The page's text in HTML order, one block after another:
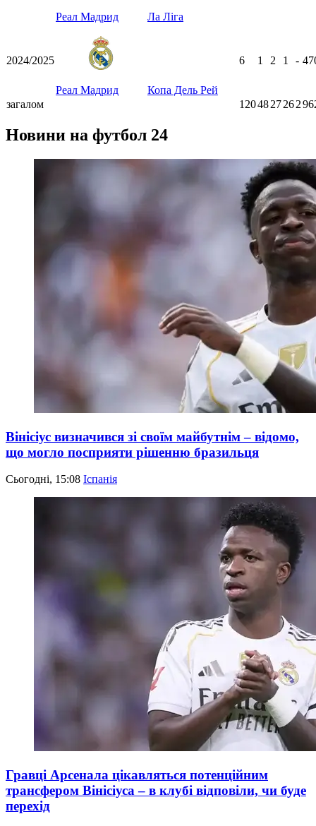
Реал Мадрид Ла Ліга
2024/2025
Реал Мадрид Копа Дель Рей
6 1 2 1 -
загалом 1204827262
Новини на футбол 24
Вінісіус визначився зі своїм майбутнім – відомо,
що могло посприяти рішенню бразильця
Сьогодні, 15:08 Іспанія
Гравці Арсенала цікавляться потенційним
трансфером Вінісіуса – в клубі відповіли, чи буде
перехід